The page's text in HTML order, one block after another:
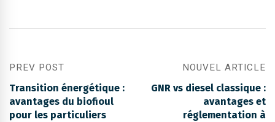
PREV POST
Transition énergétique :
avantages du biofioul
pour les particuliers
NOUVEL ARTICLE
GNR vs diesel classique :
avantages et
réglementation à